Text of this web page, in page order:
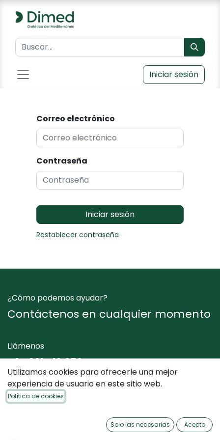
Iniciar sesión
Correo electrónico
Contraseña
Iniciar sesión
Restablecer contraseña
¿Cómo podemos ayudar?
Contáctenos en cualquier momento
Llámenos
+34 961 412 050
Envíenos un mensaje
Utilizamos cookies para ofrecerle una mejor
experiencia de usuario en este sitio web.
Política de cookies
Solo las necesarias Acepto